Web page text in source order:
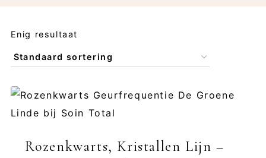
Enig resultaat
Rozenkwarts, Kristallen Lijn –